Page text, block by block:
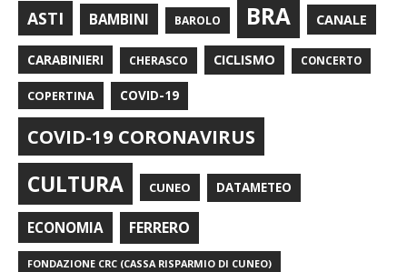
ASTI BAMBINI BAROLO BRA CANALE
CARABINIERI CHERASCO CICLISMO CONCERTO
COPERTINA COVID-19
COVID-19 CORONAVIRUS
CULTURA CUNEO DATAMETEO
ECONOMIA FERRERO
FONDAZIONE CRC (CASSA RISPARMIO DI CUNEO)